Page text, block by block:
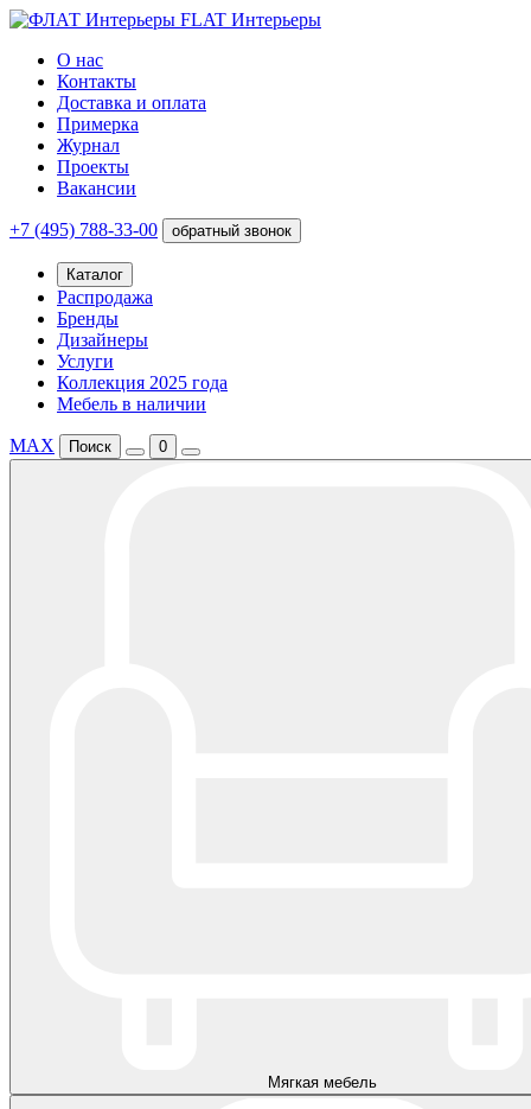
FLAT Интерьеры
О нас
Контакты
Доставка и оплата
Примерка
Журнал
Проекты
Вакансии
+7 (495) 788-33-00 обратный звонок
Каталог
Распродажа
Бренды
Дизайнеры
Услуги
Коллекция 2025 года
Мебель в наличии
MAX Поиск 0
Мягкая мебель